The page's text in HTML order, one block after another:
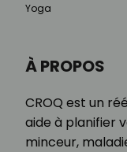
À PROPOS
CROQ est un
aide à planifier
minceur,
Yoga